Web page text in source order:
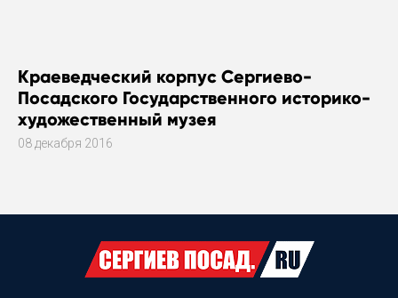
Краеведческий корпус Сергиево-
Посадского Государственного историко-
художественный музея
08 декабря 2016